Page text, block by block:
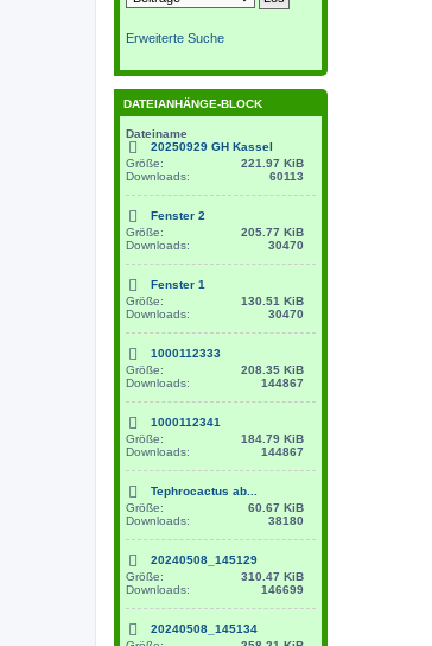
Erweiterte Suche
DATEIANHÄNGE-BLOCK
Dateiname
20250929 GH Kassel
Größe:
221.97 KiB
Downloads:
60113
Fenster 2
Größe:
205.77 KiB
Downloads:
30470
Fenster 1
Größe:
130.51 KiB
Downloads:
30470
1000112333
Größe:
208.35 KiB
Downloads:
144867
1000112341
Größe:
184.79 KiB
Downloads:
144867
Tephrocactus ab...
Größe:
60.67 KiB
Downloads:
38180
20240508_145129
Größe:
310.47 KiB
Downloads:
146699
20240508_145134